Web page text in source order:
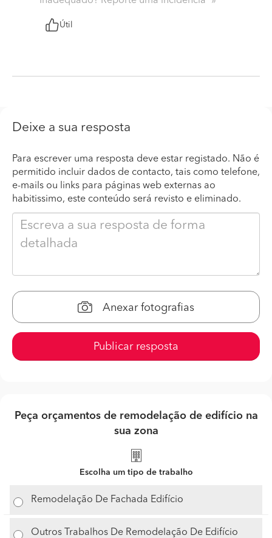
Útil
Deixe a sua resposta
Para escrever uma resposta deve estar registado. Não é
permitido incluir dados de contacto, tais como telefone,
e-mails ou links para páginas web externas ao
habitissimo, este conteúdo será revisto e eliminado.
Anexar fotografias
Publicar resposta
Peça orçamentos de remodelação de edifício na
sua zona
Escolha um tipo de trabalho
Remodelação De Fachada Edifício
Outros Trabalhos De Remodelação De Edifício